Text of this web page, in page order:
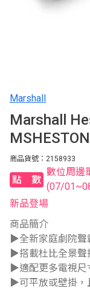
Marshall
Marshall
商品貨號：2158933
點數
數位周邊
(07/
新品登場
商品簡介
▶全新家庭劇院聲
▶搭載杜比全景聲
▶適配更多電視尺
▶可平放或壁掛，